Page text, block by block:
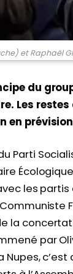
et Raphaël
du
Les
en
Parti
les partis
la
par
Nupes,